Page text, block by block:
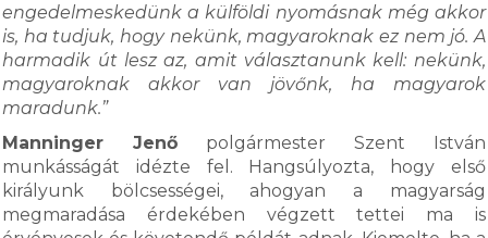
engedelmeskedünk a külföldi nyomásnak még akkor
is, ha tudjuk, hogy nekünk, magyaroknak ez nem jó. A
harmadik út lesz az, amit választanunk kell: nekünk,
magyaroknak akkor van jövőnk, ha magyarok
maradunk.”
Manninger Jenő polgármester Szent István
munkásságát idézte fel. Hangsúlyozta, hogy első
királyunk bölcsességei, ahogyan a magyarság
megmaradása érdekében végzett tettei ma is